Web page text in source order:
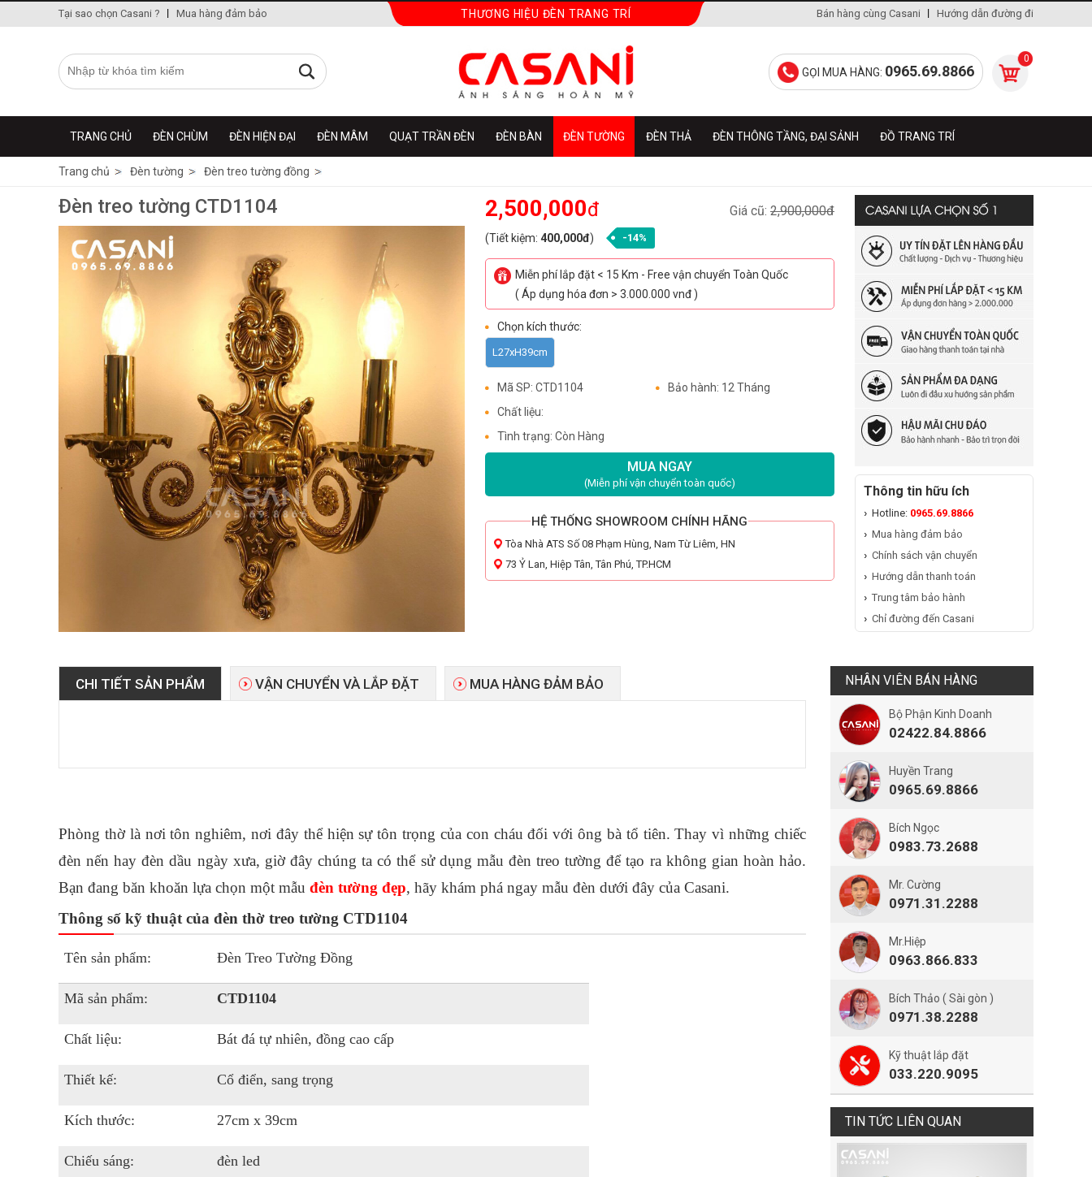
THƯƠNG HIỆU ĐÈN TRANG TRÍ Hướng dẫn đường đi
Bán hàng cùng Casani
Tại sao chọn Casani ? Mua hàng đảm bảo
0
GỌI MUA HÀNG: 0965.69.8866
TRANG CHỦ ĐÈN CHÙM ĐÈN HIỆN ĐẠI ĐÈN MÂM QUẠT TRẦN ĐÈN ĐÈN BÀN ĐÈN TƯỜNG ĐÈN THẢ ĐÈN THÔNG TẦNG, ĐẠI SẢNH ĐỒ TRANG TRÍ
Trang chủ Đèn tường Đèn treo tường đồng
Đèn treo tường CTD1104 Giá cũ: 2,900,000đ
2,500,000đ
(Tiết kiệm: 400,000đ) -14%
Miễn phí lắp đặt < 15 Km - Free vận chuyển Toàn Quốc
( Áp dụng hóa đơn > 3.000.000 vnđ )
Chọn kích thước:
L27xH39cm
Mã SP: CTD1104
Bảo hành: 12 Tháng
Chất liệu:
Tình trạng: Còn Hàng
MUA NGAY
(Miễn phí vận chuyển toàn quốc)
HỆ THỐNG SHOWROOM CHÍNH HÃNG
Tòa Nhà ATS Số 08 Phạm Hùng, Nam Từ Liêm, HN
73 Ỷ Lan, Hiệp Tân, Tân Phú, TP.HCM
Thông tin hữu ích
Hotline: 0965.69.8866
Mua hàng đảm bảo
Chính sách vận chuyển
Hướng dẫn thanh toán
Trung tâm bảo hành
Chỉ đường đến Casani
CHI TIẾT SẢN PHẨM VẬN CHUYỂN VÀ LẮP ĐẶT MUA HÀNG ĐẢM BẢO
Phòng thờ là nơi tôn nghiêm, nơi đây thể hiện sự tôn trọng của con cháu đối với ông bà tổ tiên. Thay vì những chiếc
đèn nến hay đèn dầu ngày xưa, giờ đây chúng ta có thể sử dụng mẫu đèn treo tường để tạo ra không gian hoàn hảo.
Bạn đang băn khoăn lựa chọn một mẫu đèn tường đẹp, hãy khám phá ngay mẫu đèn dưới đây của Casani.
Thông số kỹ thuật của đèn thờ treo tường CTD1104
Tên sản phẩm: Đèn Treo Tường Đồng
Mã sản phẩm: CTD1104
Chất liệu: Bát đá tự nhiên, đồng cao cấp
Thiết kế: Cổ điển, sang trọng
Kích thước: 27cm x 39cm
Chiếu sáng: đèn led
NHÂN VIÊN BÁN HÀNG
Bộ Phận Kinh Doanh
02422.84.8866
Huyền Trang
0965.69.8866
Bích Ngọc
0983.73.2688
Mr. Cường
0971.31.2288
Mr.Hiệp
0963.866.833
Bích Thảo ( Sài gòn )
0971.38.2288
Kỹ thuật lắp đặt
033.220.9095
TIN TỨC LIÊN QUAN